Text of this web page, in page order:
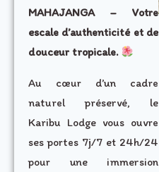
MAHAJANGA – Votre
escale d’authenticité et de
douceur tropicale.
Au cœur d’un cadre
naturel préservé, le
Karibu Lodge vous ouvre
ses portes 7j/7 et 24h/24
pour une immersion